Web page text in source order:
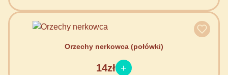
Orzechy nerkowca (połówki)
14zł